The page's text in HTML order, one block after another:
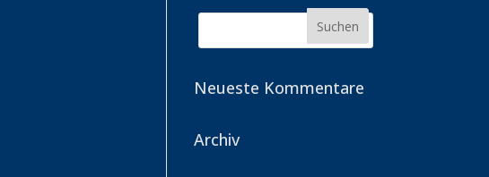
Neueste Kommentare
Archiv